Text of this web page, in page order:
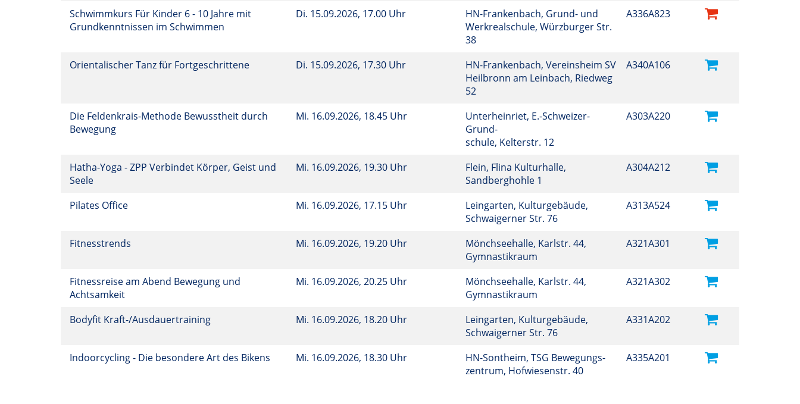
Schwimmkurs Für Kinder 6 - 10 Jahre mit
Grundkenntnissen im Schwimmen
Di. 15.09.2026, 17.00 Uhr
HN-Frankenbach, Grund- und
Werkrealschule, Würzburger Str.
38
A336A823
Orientalischer Tanz für Fortgeschrittene Di. 15.09.2026, 17.30 Uhr
HN-Frankenbach, Vereinsheim SV
Heilbronn am Leinbach, Riedweg
52
A340A106
Die Feldenkrais-Methode Bewusstheit durch
Bewegung
Mi. 16.09.2026, 18.45 Uhr
Unterheinriet, E.-Schweizer-
Grund-
schule, Kelterstr. 12
A303A220
Hatha-Yoga - ZPP Verbindet Körper, Geist und
Seele
Mi. 16.09.2026, 19.30 Uhr
Flein, Flina Kulturhalle,
Sandberghohle 1
A304A212
Pilates Office Mi. 16.09.2026, 17.15 Uhr
Leingarten, Kulturgebäude,
Schwaigerner Str. 76
A313A524
Fitnesstrends Mi. 16.09.2026, 19.20 Uhr
Mönchseehalle, Karlstr. 44,
Gymnastikraum
A321A301
Fitnessreise am Abend Bewegung und
Achtsamkeit
Mi. 16.09.2026, 20.25 Uhr
Mönchseehalle, Karlstr. 44,
Gymnastikraum
A321A302
Bodyfit Kraft-/Ausdauertraining Mi. 16.09.2026, 18.20 Uhr
Leingarten, Kulturgebäude,
Schwaigerner Str. 76
A331A202
Indoorcycling - Die besondere Art des Bikens Mi. 16.09.2026, 18.30 Uhr
HN-Sontheim, TSG Bewegungs-
zentrum, Hofwiesenstr. 40
A335A201